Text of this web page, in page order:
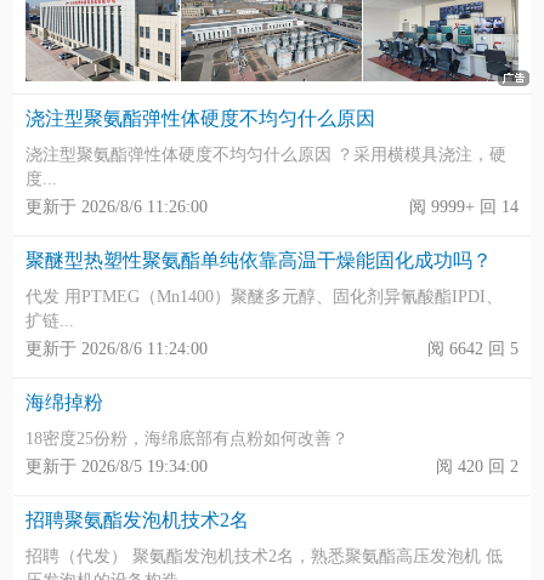
浇注型聚氨酯弹性体硬度不均匀什么原因
浇注型聚氨酯弹性体硬度不均匀什么原因 ？采用横模具浇注，硬
度...
更新于 2026/8/6 11:26:00
阅 9999+ 回 14
聚醚型热塑性聚氨酯单纯依靠高温干燥能固化成功吗？
代发 用PTMEG（Mn1400）聚醚多元醇、固化剂异氰酸酯IPDI、
扩链...
更新于 2026/8/6 11:24:00
阅 6642 回 5
海绵掉粉
18密度25份粉，海绵底部有点粉如何改善？
更新于 2026/8/5 19:34:00
阅 420 回 2
招聘聚氨酯发泡机技术2名
招聘（代发） 聚氨酯发泡机技术2名，熟悉聚氨酯高压发泡机 低